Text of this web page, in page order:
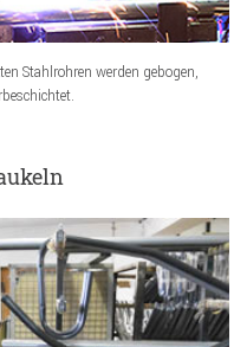
Stahlrohren werden gebogen,